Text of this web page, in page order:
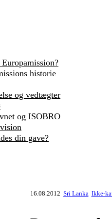
historie
og vedtægter
og ISOBRO
din gave?
16.08.2012 Sri Lanka Ikke-